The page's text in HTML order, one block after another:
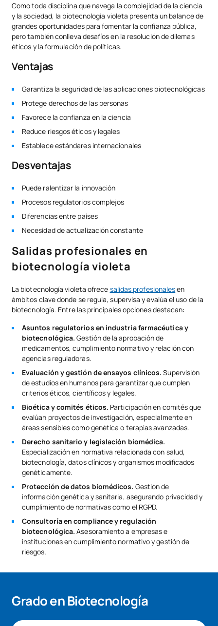
Como toda disciplina que navega la complejidad de la ciencia
y la sociedad, la biotecnología violeta presenta un balance de
grandes oportunidades para fomentar la confianza pública,
pero también conlleva desafíos en la resolución de dilemas
éticos y la formulación de políticas.
Ventajas
Garantiza la seguridad de las aplicaciones biotecnológicas
Protege derechos de las personas
Favorece la confianza en la ciencia
Reduce riesgos éticos y legales
Establece estándares internacionales
Desventajas
Puede ralentizar la innovación
Procesos regulatorios complejos
Diferencias entre países
Necesidad de actualización constante
Salidas profesionales en
biotecnología violeta
La biotecnología violeta ofrece salidas profesionalesen
ámbitos clave donde se regula, supervisa y evalúa el uso de la
biotecnología. Entre las principales opciones destacan:
Asuntos regulatorios en industria farmacéutica y
biotecnológica.Gestión de la aprobación de
medicamentos, cumplimiento normativo y relación con
agencias reguladoras.
Evaluación y gestión de ensayos clínicos.Supervisión
de estudios en humanos para garantizar que cumplen
criterios éticos, científicos y legales.
Bioética y comités éticos. Participación en comités que
evalúan proyectos de investigación, especialmente en
áreas sensibles como genética o terapias avanzadas.
Derecho sanitario y legislación biomédica.
Especialización en normativa relacionada con salud,
biotecnología, datos clínicos y organismos modificados
genéticamente.
Protección de datos biomédicos. Gestión de
información genética y sanitaria, asegurando privacidad y
cumplimiento de normativas como el RGPD.
Consultoría en compliance y regulación
biotecnológica.Asesoramiento a empresas e
instituciones en cumplimiento normativo y gestión de
riesgos.
Grado en Biotecnología